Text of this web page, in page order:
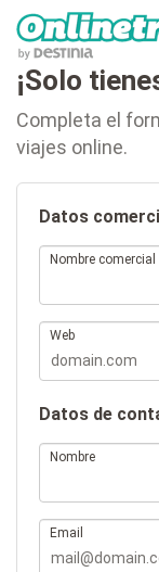
¡Solo
Completa el
viajes online.
Datos
Nombre comercial
Web
Datos de
Nombre
Email